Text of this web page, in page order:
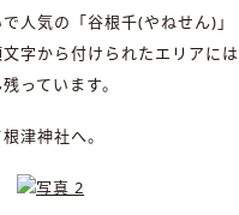
人気の「谷根千(やねせん)」
字から付けられたエリアには
っています。
津神社へ。